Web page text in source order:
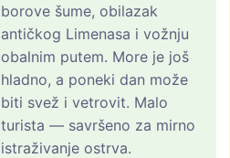
borove šume, obilazak
antičkog Limenasa i vožnju
obalnim putem. More je još
hladno, a poneki dan može
biti svež i vetrovit. Malo
turista — savršeno za mirno
istraživanje ostrva.